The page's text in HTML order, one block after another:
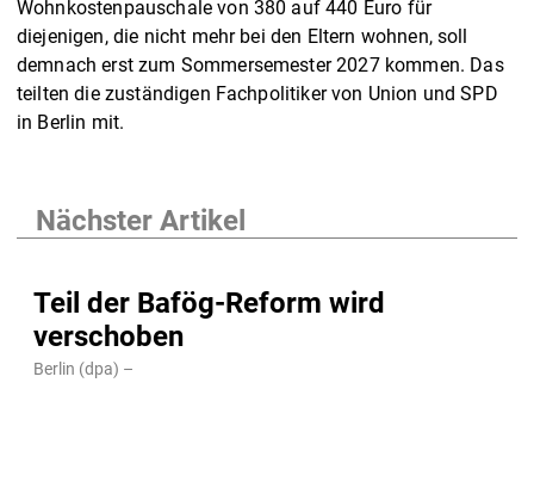
Wohnkostenpauschale von 380 auf 440 Euro für
diejenigen, die nicht mehr bei den Eltern wohnen, soll
demnach erst zum Sommersemester 2027 kommen. Das
teilten die zuständigen Fachpolitiker von Union und SPD
in Berlin mit.
Nächster Artikel
Teil der Bafög-Reform wird
verschoben
Berlin (dpa) –